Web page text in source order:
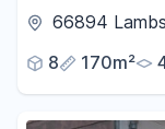
66894
8
170m²